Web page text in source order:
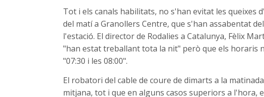
Tot i els canals habilitats, no s'han evitat les queixes
del matí a Granollers Centre, que s'han assabentat
l'estació. El director de Rodalies a Catalunya, Fèlix
"han estat treballant tota la nit" però que els horaris
"07:30 i les 08:00".
El robatori del cable de coure de dimarts a la
mitjana, tot i que en alguns casos superiors a l'hora,